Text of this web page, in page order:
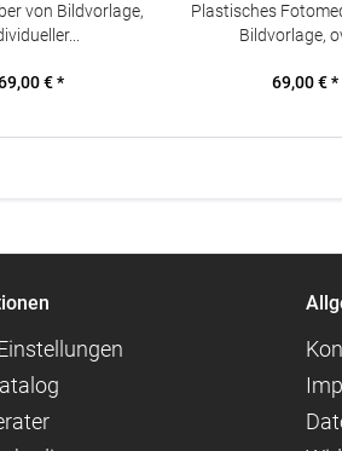
von Bildvorlage,
€ *
Plastisches
Bildvorlage,
69,00 € *